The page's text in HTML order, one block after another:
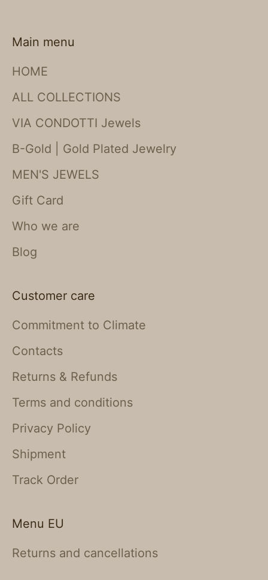
Main menu
HOME
ALL COLLECTIONS
VIA CONDOTTI Jewels
B-Gold | Gold Plated Jewelry
MEN'S JEWELS
Gift Card
Who we are
Blog
Customer care
Commitment to Climate
Contacts
Returns & Refunds
Terms and conditions
Privacy Policy
Shipment
Track Order
Menu EU
Returns and cancellations